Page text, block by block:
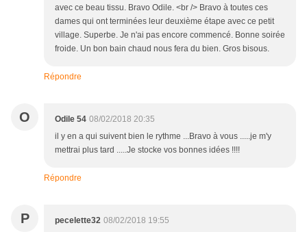
avec ce beau tissu. Bravo Odile. <br /> Bravo à toutes ces
dames qui ont terminées leur deuxième étape avec ce petit
village. Superbe. Je n'ai pas encore commencé. Bonne soirée
froide. Un bon bain chaud nous fera du bien. Gros bisous.
Répondre
O Odile 54 08/02/2018 20:35
il y en a qui suivent bien le rythme ...Bravo à vous .....je m'y
mettrai plus tard .....Je stocke vos bonnes idées !!!!
Répondre
P pecelette32 08/02/2018 19:55